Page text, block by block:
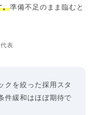
。準備不足のまま臨むと
表
クを絞った採用スタ
件緩和はほぼ期待で